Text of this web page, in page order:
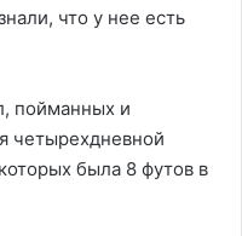
что у нее есть
пойманных и
четырехдневной
была 8 футов в